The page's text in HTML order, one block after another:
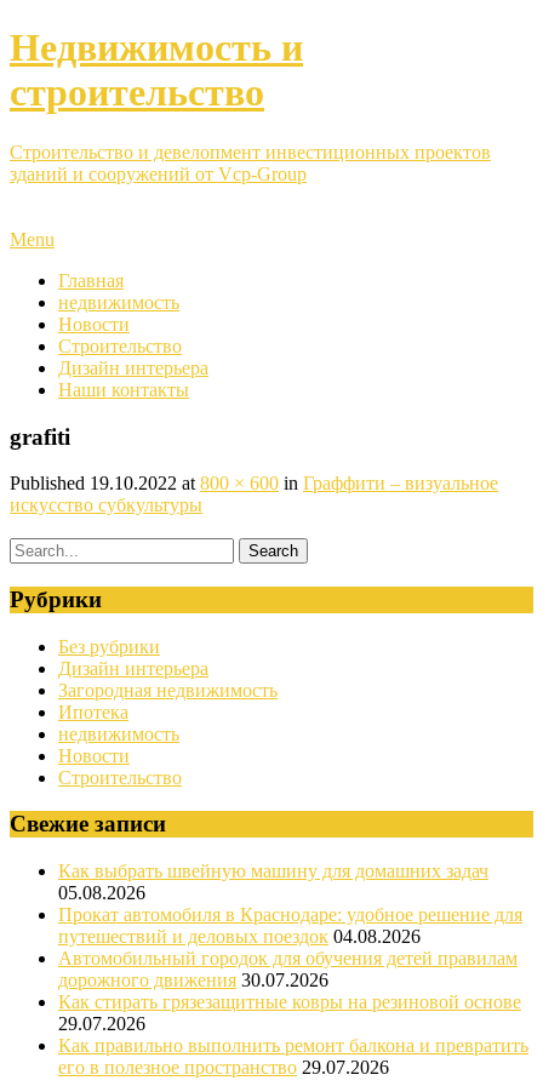
Недвижимость и
строительство
Строительство и девелопмент инвестиционных проектов
зданий и сооружений от Vcp-Group
Menu
Главная
недвижимость
Новости
Строительство
Дизайн интерьера
Наши контакты
grafiti
Published 19.10.2022 at 800 × 600 in Граффити – визуальное
искусство субкультуры
Рубрики
Без рубрики
Дизайн интерьера
Загородная недвижимость
Ипотека
недвижимость
Новости
Строительство
Свежие записи
Как выбрать швейную машину для домашних задач
05.08.2026
Прокат автомобиля в Краснодаре: удобное решение для
путешествий и деловых поездок 04.08.2026
Автомобильный городок для обучения детей правилам
дорожного движения 30.07.2026
Как стирать грязезащитные ковры на резиновой основе
29.07.2026
Как правильно выполнить ремонт балкона и превратить
его в полезное пространство 29.07.2026